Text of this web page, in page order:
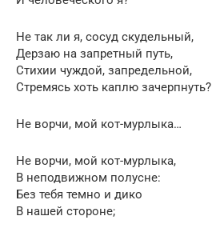
Не так ли я, сосуд скудельный,
Дерзаю на запретный путь,
Стихии чуждой, запредельной,
Стремясь хоть каплю зачерпнуть?
Не ворчи, мой кот-мурлыка…
Не ворчи, мой кот-мурлыка,
В неподвижном полусне:
Без тебя темно и дико
В нашей стороне;